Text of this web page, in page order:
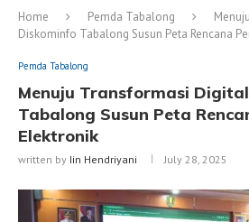
Home Pemda Tabalong
Diskominfo Tabalong Susun Peta Rencana
Pemda Tabalong
Menuju Transformasi
Tabalong Susun Peta
Elektronik
written by Iin Hendriyani July 28, 2025